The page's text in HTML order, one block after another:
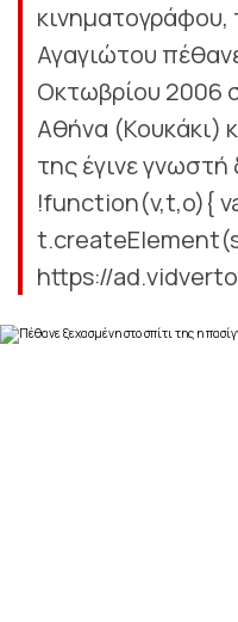
Αγαγιώτου
Οκτωβρίου 2006
Αθήνα (Κουκάκι)
της έγινε
!function(v,t,o){
https://